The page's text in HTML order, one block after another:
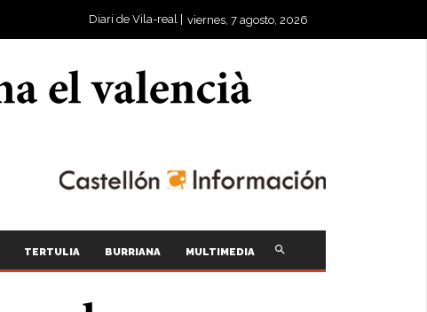
Diari de Vila-real | viernes, 7 agosto, 2026
TERTULIA BURRIANA MULTIMEDIA